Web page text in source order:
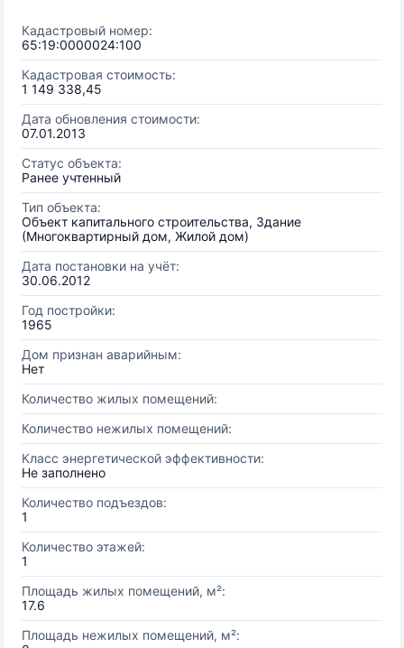
Кадастровый номер:
65:19:0000024:100
Кадастровая стоимость:
1 149 338,45
Дата обновления стоимости:
07.01.2013
Статус объекта:
Ранее учтенный
Тип объекта:
Объект капитального строительства, Здание
(Многоквартирный дом, Жилой дом)
Дата постановки на учёт:
30.06.2012
Год постройки:
1965
Дом признан аварийным:
Нет
Количество жилых помещений:
Количество нежилых помещений:
Класс энергетической эффективности:
Не заполнено
Количество подъездов:
1
Количество этажей:
1
Площадь жилых помещений, м²:
17.6
Площадь нежилых помещений, м²: